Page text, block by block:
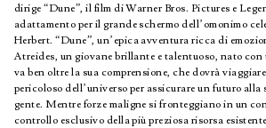
dirige “Dune”, il film di Warner Bros. Pictures e
adattamento per il grande schermo dell’omonimo
Herbert. “Dune”, un’epica avventura ricca di
Atreides, un giovane brillante e talentuoso, nato
va ben oltre la sua comprensione, che dovrà
pericoloso dell’universo per assicurare un futuro alla
gente. Mentre forze maligne si fronteggiano in un
controllo esclusivo della più preziosa risorsa